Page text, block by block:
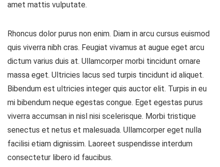
amet mattis vulputate.
Rhoncus dolor purus non enim. Diam in arcu cursus euismod
quis viverra nibh cras. Feugiat vivamus at augue eget arcu
dictum varius duis at. Ullamcorper morbi tincidunt ornare
massa eget. Ultricies lacus sed turpis tincidunt id aliquet.
Bibendum est ultricies integer quis auctor elit. Turpis in eu
mi bibendum neque egestas congue. Eget egestas purus
viverra accumsan in nisl nisi scelerisque. Morbi tristique
senectus et netus et malesuada. Ullamcorper eget nulla
facilisi etiam dignissim. Laoreet suspendisse interdum
consectetur libero id faucibus.